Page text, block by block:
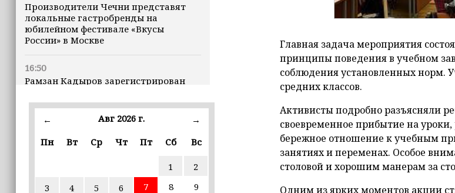
Производители Чечни представят
локальные гастробренды на
юбилейном фестивале «Вкусы
России» в Москве
16:50
Рамзан Кадыров зарегистрирован
16:47
землетрясения, рассказала
16:12
← Авг 2026 г.
→
Пн
Вт Ср Чт Пт Сб Вс
1
2
3
4 5 6 7 8
9
Главная задача мероприятия
принципы поведения в учебном
соблюдения установленных норм.
средних классов.
Активисты подробно разъясняли
своевременное прибытие на
бережное отношение к учебным
занятиях и переменах. Особое
столовой и хорошим манерам за
Одним из ярких моментов акции